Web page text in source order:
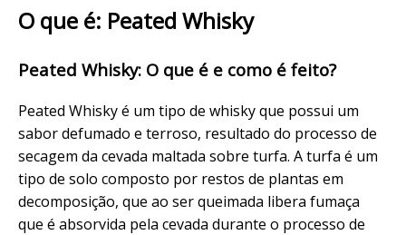
O que é: Peated Whisky
Peated Whisky: O que é e como é feito?
Peated Whisky é um tipo de whisky que possui um
sabor defumado e terroso, resultado do processo de
secagem da cevada maltada sobre turfa. A turfa é um
tipo de solo composto por restos de plantas em
decomposição, que ao ser queimada libera fumaça
que é absorvida pela cevada durante o processo de